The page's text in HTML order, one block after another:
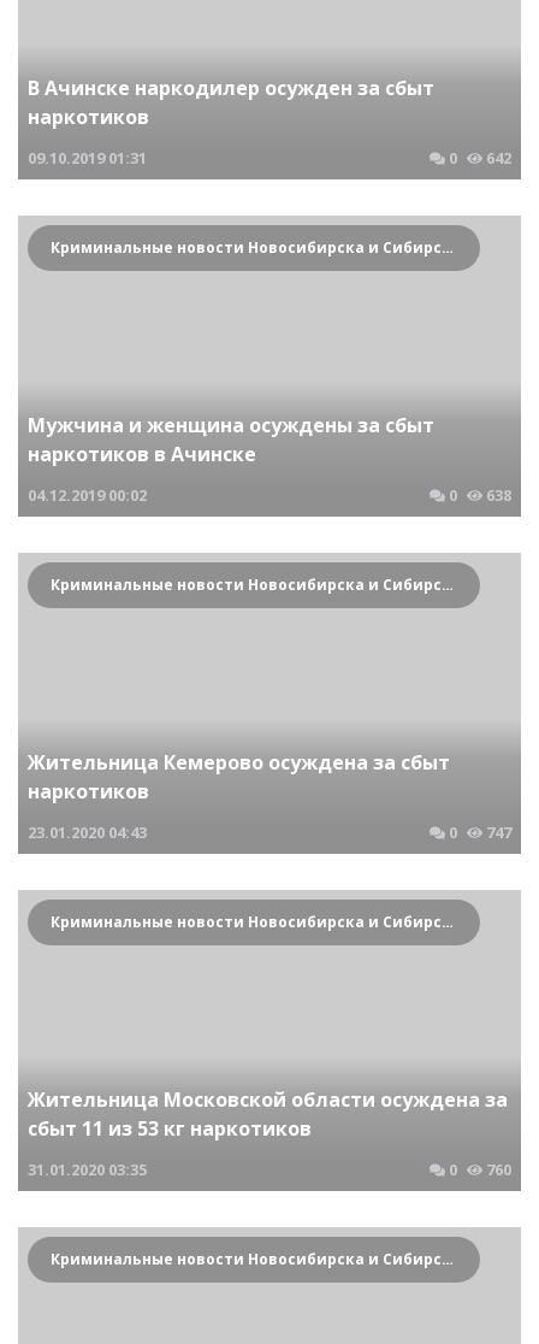
В Ачинске наркодилер осужден за сбыт
наркотиков
09.10.2019 01:31 0 642
Криминальные новости Новосибирска и Сибирского региона
Мужчина и женщина осуждены за сбыт
наркотиков в Ачинске
04.12.2019 00:02 0 638
Криминальные новости Новосибирска и Сибирского региона
Жительница Кемерово осуждена за сбыт
наркотиков
23.01.2020 04:43 0 747
Криминальные новости Новосибирска и Сибирского региона
Жительница Московской области осуждена за
сбыт 11 из 53 кг наркотиков
31.01.2020 03:35 0 760
Криминальные новости Новосибирска и Сибирского региона